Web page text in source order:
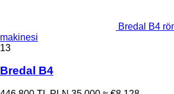
Bredal B4
makinesi
13
Bredal B4